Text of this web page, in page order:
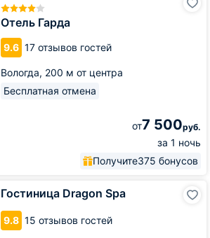
Отель Гарда
9.6 17 отзывов гостей
Вологда, 200 м от центра
Бесплатная отмена
от7 500руб.
за 1 ночь
Получите375 бонусов
Гостиница Dragon Spa
9.8 15 отзывов гостей